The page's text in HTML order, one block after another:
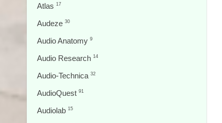
Atlas 17
Audeze 30
Audio Anatomy 9
Audio Research 14
Audio-Technica 32
AudioQuest 91
Audiolab 15